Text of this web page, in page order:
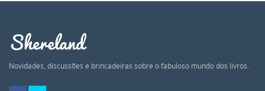
Shereland
Novidades, discussões e brincadeiras sobre o fabuloso mundo dos livros.